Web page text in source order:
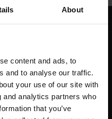
About
content and ads, to
and to analyse our traffic.
your use of our site with
analytics partners who
that you’ve
Kesklinna linnaosa,